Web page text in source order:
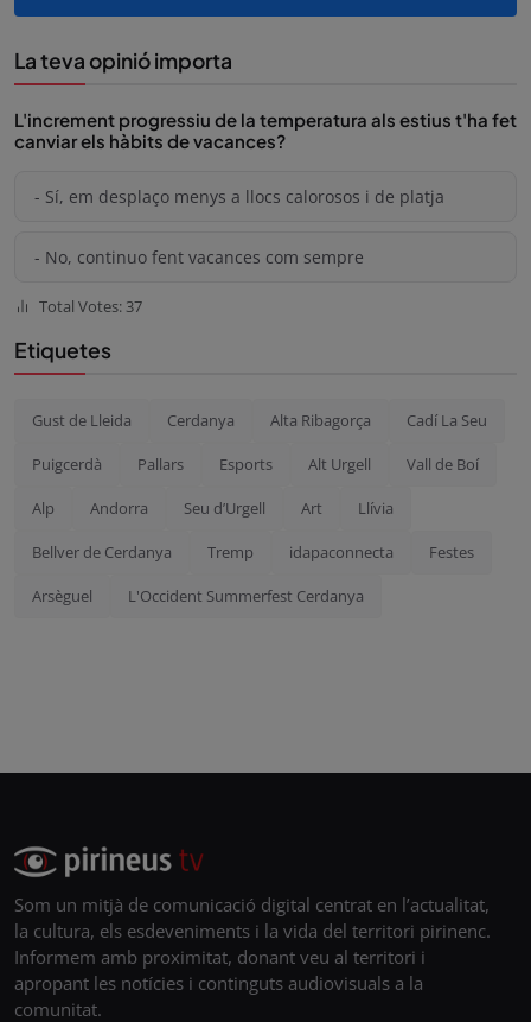
La teva opinió importa
L'increment progressiu de la temperatura als estius t'ha fet
canviar els hàbits de vacances?
- Sí, em desplaço menys a llocs calorosos i de platja
- No, continuo fent vacances com sempre
Total Votes: 37
Etiquetes
Gust de Lleida Cerdanya Alta Ribagorça Cadí La Seu
Puigcerdà Pallars Esports Alt Urgell Vall de Boí
Alp Andorra Seu d’Urgell Art Llívia
Bellver de Cerdanya Tremp idapaconnecta Festes
Arsèguel L'Occident Summerfest Cerdanya
Som un mitjà de comunicació digital centrat en l’actualitat,
la cultura, els esdeveniments i la vida del territori pirinenc.
Informem amb proximitat, donant veu al territori i
apropant les notícies i continguts audiovisuals a la
comunitat.